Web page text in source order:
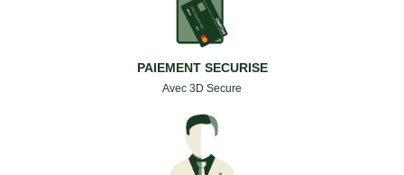
PAIEMENT SECURISE
Avec 3D Secure